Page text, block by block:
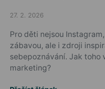
Posted on
27. 2. 2026
Pro děti nejsou
zábavou, ale i zdroji
sebepoznávání. Jak toho
marketing?